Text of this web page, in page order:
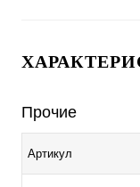
Прочие
Артикул